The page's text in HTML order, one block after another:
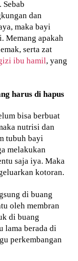
dan
maka bayi
Memang apakah
serta zat
ibu hamil, yang
harus di hapus
bisa berbuat
nutrisi dan
tubuh bayi
melakukan
saja iya. Maka
kotoran.
di buang
oleh membran
di buang
lama berada di
perkembangan